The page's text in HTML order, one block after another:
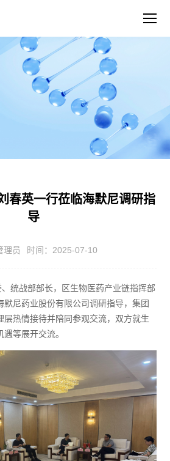
春英一行莅临海默尼调研指
导
理员 时间：2025-07-10
统战部部长，区生物医药产业链指挥部
默尼药业股份有限公司调研指导，集团
层热情接待并陪同参观交流，双方就生
等展开交流。